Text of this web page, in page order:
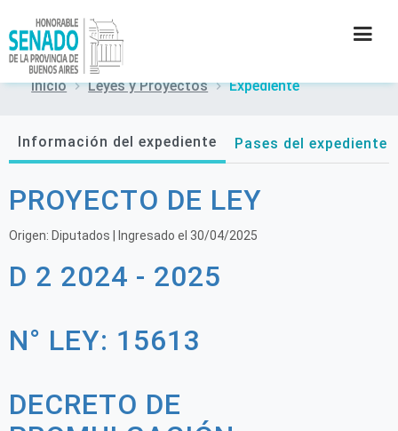
SECRETARÍAS
PRENSA
Inicio Leyes y Proyectos Expediente
Información del expediente Pases del expediente
PROYECTO DE LEY
Origen: Diputados | Ingresado el 30/04/2025
D 2 2024 - 2025
N° LEY: 15613
DECRETO DE